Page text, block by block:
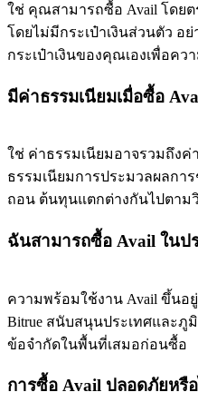
ใช่ คุณสามารถซื้อ Avail โดยต
โดยไม่มีกระเป๋าเงินส่วนตัว อ
กระเป๋าเงินของคุณเองเพื่อค
มีค่าธรรมเนียมเมื่อซื้อ
ใช่ ค่าธรรมเนียมอาจรวมถึง
ธรรมเนียมการประมวลผลกา
ถอน ต้นทุนแตกต่างกันไปตาม
ฉันสามารถซื้อ Avail ในป
ความพร้อมใช้งาน Avail ขึ้นอ
Bitrue สนับสนุนประเทศและ
ข้อจำกัดในพื้นที่เสมอก่อนซื้อ
การซื้อ Avail ปลอดภัยหรื